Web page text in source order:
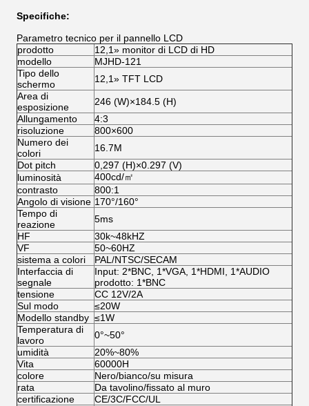
Specifiche:
Parametro tecnico per il pannello LCD
prodotto
12,1» monitor di LCD di HD
modello
MJHD-121
Tipo dello
schermo
12,1» TFT LCD
Area di
esposizione
246 (W)×184.5 (H)
Allungamento
4:3
risoluzione
800×600
Numero dei
colori
16.7M
Dot pitch
0,297 (H)×0.297 (V)
luminosità
400cd/㎡
contrasto
800:1
Angolo di visione 170°/160°
Tempo di
reazione
5ms
HF
30k~48kHZ
VF
50~60HZ
sistema a colori
PAL/NTSC/SECAM
Interfaccia di
segnale
Input: 2*BNC, 1*VGA, 1*HDMI, 1*AUDIO
prodotto: 1*BNC
tensione
CC 12V/2A
Sul modo
≤20W
Modello standby ≤1W
Temperatura di
lavoro
0°~50°
umidità
20%~80%
Vita
60000H
colore
Nero/bianco/su misura
rata
Da tavolino/fissato al muro
certificazione
CE/3C/FCC/UL